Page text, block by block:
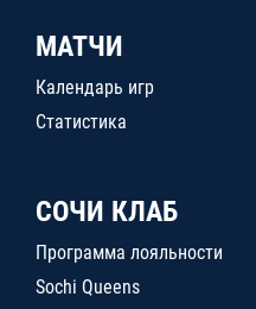
МАТЧИ
Календарь игр
Статистика
СОЧИ КЛАБ
Программа лояльности
Sochi Queens